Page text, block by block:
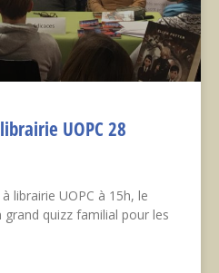
UOPC 28
librairie UOPC à 15h, le
quizz familial pour les